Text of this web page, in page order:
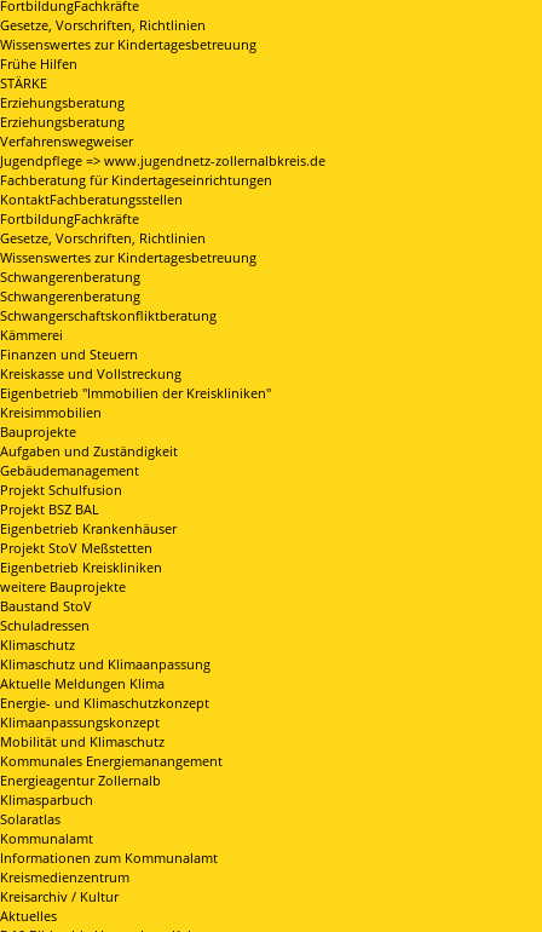
FortbildungFachkräfte
Gesetze, Vorschriften, Richtlinien
Wissenswertes zur Kindertagesbetreuung
Frühe Hilfen
STÄRKE
Erziehungsberatung
Erziehungsberatung
Verfahrenswegweiser
Jugendpflege => www.jugendnetz-zollernalbkreis.de
Fachberatung für Kindertageseinrichtungen
KontaktFachberatungsstellen
FortbildungFachkräfte
Gesetze, Vorschriften, Richtlinien
Wissenswertes zur Kindertagesbetreuung
Schwangerenberatung
Schwangerenberatung
Schwangerschaftskonfliktberatung
Kämmerei
Finanzen und Steuern
Kreiskasse und Vollstreckung
Eigenbetrieb "Immobilien der Kreiskliniken"
Kreisimmobilien
Bauprojekte
Aufgaben und Zuständigkeit
Gebäudemanagement
Projekt Schulfusion
Projekt BSZ BAL
Eigenbetrieb Krankenhäuser
Projekt StoV Meßstetten
Eigenbetrieb Kreiskliniken
weitere Bauprojekte
Baustand StoV
Schuladressen
Klimaschutz
Klimaschutz und Klimaanpassung
Aktuelle Meldungen Klima
Energie- und Klimaschutzkonzept
Klimaanpassungskonzept
Mobilität und Klimaschutz
Kommunales Energiemanangement
Energieagentur Zollernalb
Klimasparbuch
Solaratlas
Kommunalamt
Informationen zum Kommunalamt
Kreismedienzentrum
Kreisarchiv / Kultur
Aktuelles